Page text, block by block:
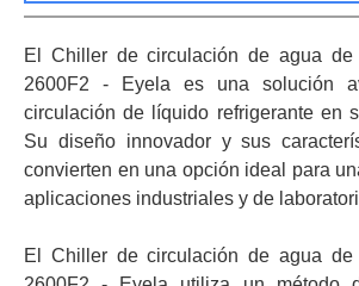
El Chiller de circulación de agua de
2600F2 - Eyela es una solución
circulación de líquido refrigerante en
Su diseño innovador y sus
convierten en una opción ideal para
aplicaciones industriales y de
El Chiller de circulación de agua de